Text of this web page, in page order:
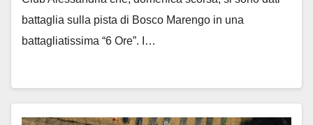
battaglia sulla pista di Bosco Marengo in una
battagliatissima “6 Ore”. I…